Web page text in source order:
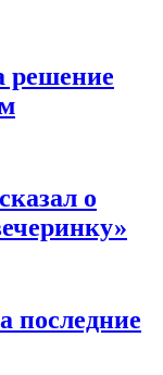
решение
о
последние